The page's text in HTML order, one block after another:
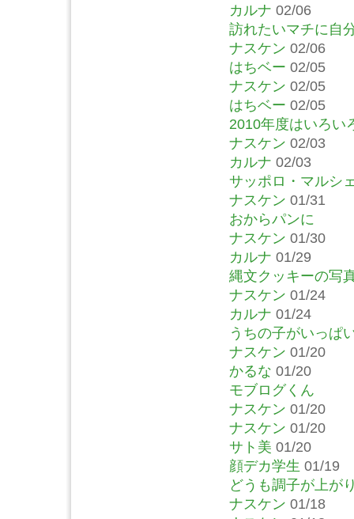
カルナ 02/06
訪れたいマチに自
ナスケン 02/06
はちベー 02/05
ナスケン 02/05
はちベー 02/05
2010年度はいろい
ナスケン 02/03
カルナ 02/03
サッポロ・マルシ
ナスケン 01/31
おからパンに
ナスケン 01/30
カルナ 01/29
縄文クッキーの写
ナスケン 01/24
カルナ 01/24
うちの子がいっぱ
ナスケン 01/20
かるな 01/20
モブログくん
ナスケン 01/20
ナスケン 01/20
サト美 01/20
顔デカ学生 01/19
どうも調子が上が
ナスケン 01/18